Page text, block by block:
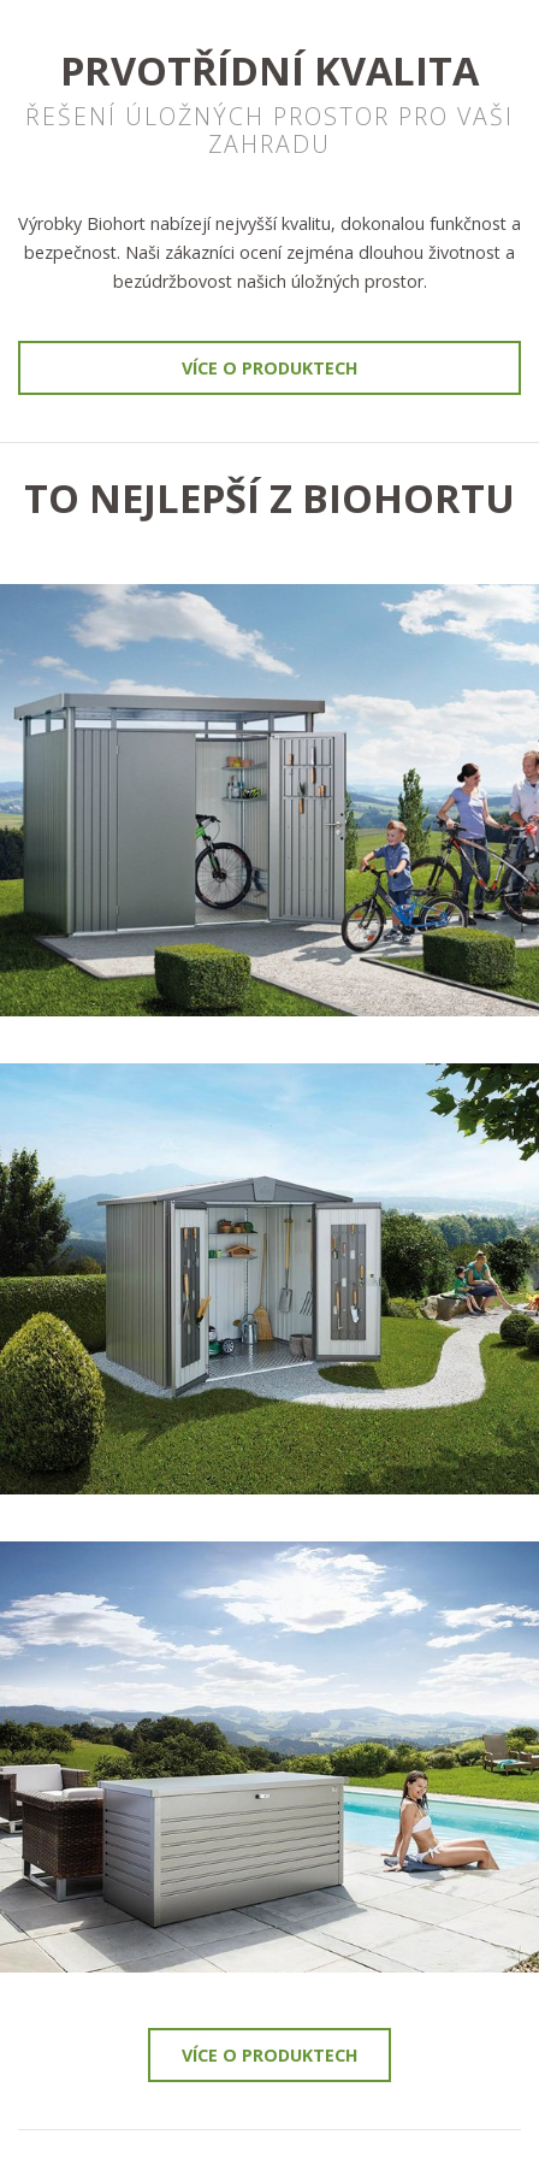
PRVOTŘÍDNÍ KVALITA
ŘEŠENÍ ÚLOŽNÝCH PROSTOR PRO VAŠI
ZAHRADU
Výrobky Biohort nabízejí nejvyšší kvalitu, dokonalou funkčnost a
bezpečnost. Naši zákazníci ocení zejména dlouhou životnost a
bezúdržbovost našich úložných prostor.
VÍCE O PRODUKTECH
TO NEJLEPŠÍ Z BIOHORTU
VÍCE O PRODUKTU
VÍCE ZDE
VÍCE ZDE
VÍCE O PRODUKTECH